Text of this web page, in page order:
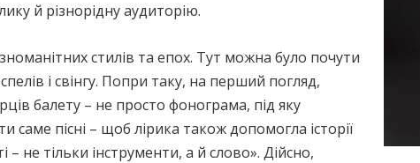
й різнорідну аудиторію.
стилів та епох. Тут можна було почути
і свінгу. Попри таку, на перший погляд,
балету – не просто фонограма, під яку
пісні – щоб лірика також допомогла історії
не тільки інструменти, а й слово». Дійсно,